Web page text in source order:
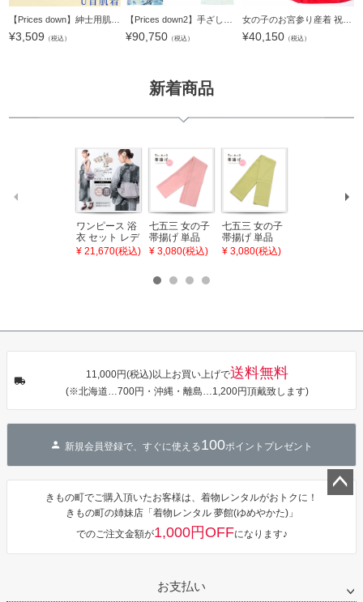
¥3,509 （税込） ¥90,750 （税込）
女の子のお宮参り産着 祝い着 「赤色 束ね熨斗に手毬、牡丹」 一つ身 一ツ身 初着 お初着 御祝着 着物 熨斗目 のしめ 七五三 お宮詣り 祈願 お祈り 子供 キッズ 赤ちゃん ベビー 正絹 日本製 【メール便不可】＜H＞
¥40,150（税込）
新着商品
ワンピース 浴
衣 セット レデ
ィース 吸水速
タン・夜の葉
チューリッ
カシュクール
ワンピース 簡
単着付け 大人
¥ 21,670(税込)
七五三 女の子
帯揚げ 単品
「灰桃色」日
びあげ 和装 着
【メール便不
¥ 3,080(税込)
七五三 女の子
帯揚げ 単品
「若葉色」日
【メール便不
¥ 3,080(税込)
【メール便不
へ
11,000円(税込)以上お買い上げで送料無料
(※北海道…700円・沖縄・離島…1,200円頂戴致します)
新規会員登録で、すぐに使える100ポイントプレゼント
きもの町でご購入頂いたお客様は、着物レンタルがおトクに！
きもの町の姉妹店「着物レンタル 夢館(ゆめやかた)」
でのご注文金額が1,000円OFFになります♪
お支払い